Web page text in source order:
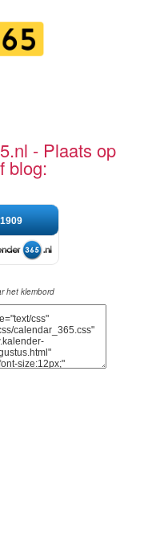
- Plaats op
blog:
het klembord